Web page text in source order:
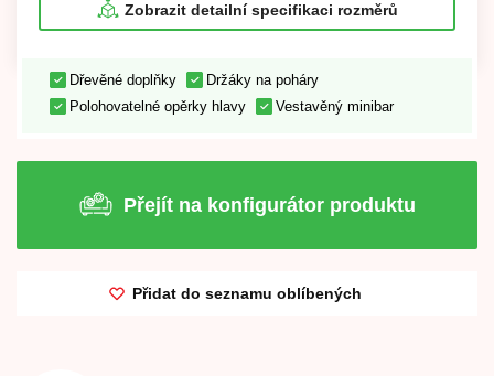
Zobrazit detailní specifikaci rozměrů
Dřevěné doplňky
Držáky na poháry
Polohovatelné opěrky hlavy
Vestavěný minibar
Přejít na konfigurátor produktu
Přidat do seznamu oblíbených